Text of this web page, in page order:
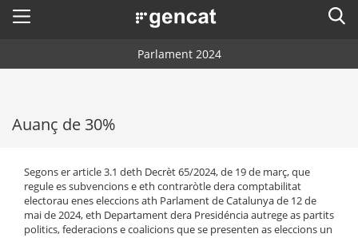
. Obre en una nova finestra.
Menú
Cercador
Calendari electoral Resultats de les eleccions anteriors
Parlament 2024
Meses electoraus
Formacions politiques
Comunicacion
Auanç de 30%
Segons er article 3.1 deth Decrèt 65/2024, de 19 de març, que
regule es subvencions e eth contraròtle dera comptabilitat
electorau enes eleccions ath Parlament de Catalunya de 12 de
mai de 2024, eth Departament dera Presidéncia autrege as partits
politics, federacions e coalicions que se presenten as eleccions un